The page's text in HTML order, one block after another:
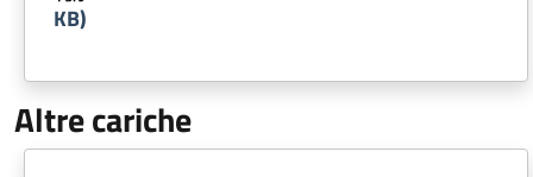
KB)
Altre cariche
Document